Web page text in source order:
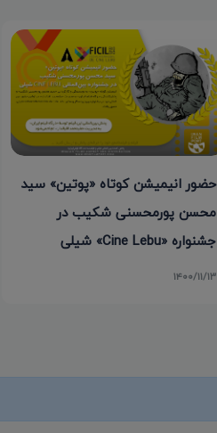
حضور انیمیشن کوتاه «پوتین» سید
محسن پورمحسنی شکیب در
جشنواره «Cine Lebu» شیلی
۱۴۰۰/۱۱/۱۳